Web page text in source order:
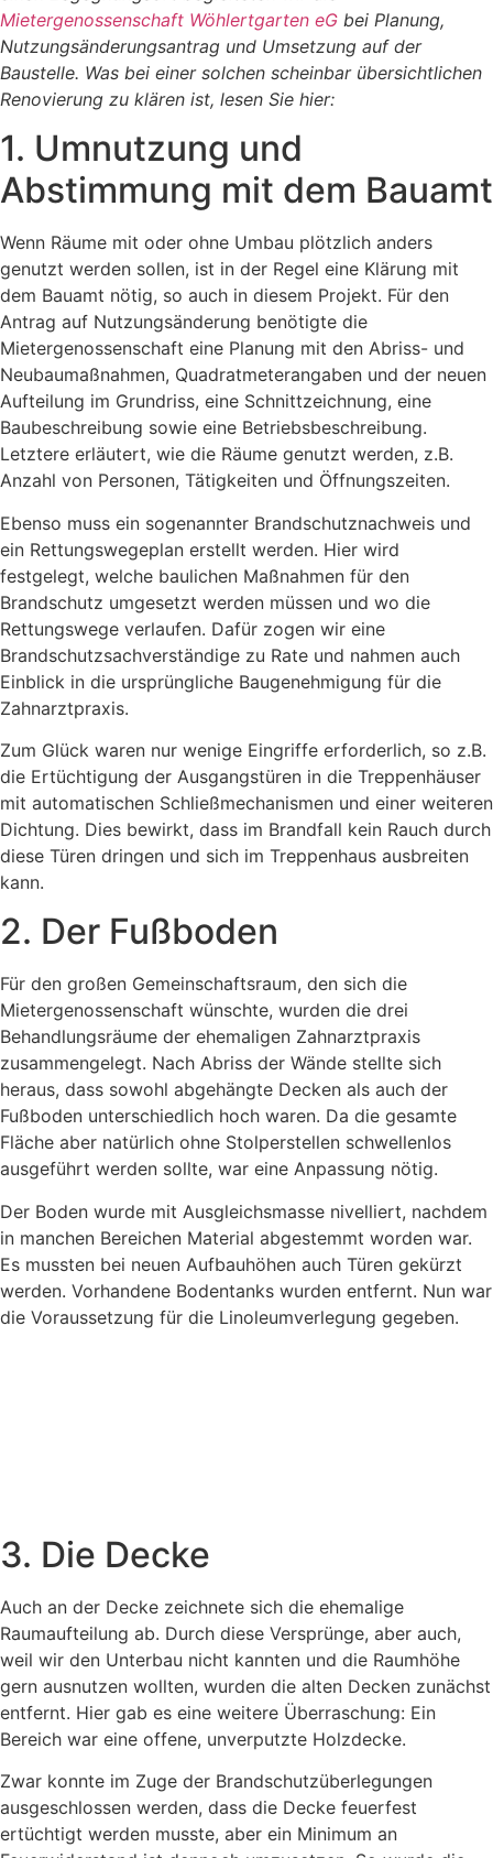
Mietergenossenschaft Wöhlertgarten eG bei Planung,
Nutzungsänderungsantrag und Umsetzung auf der
Baustelle. Was bei einer solchen scheinbar übersichtlichen
Renovierung zu klären ist, lesen Sie hier:
1. Umnutzung und
Abstimmung mit dem Bauamt
Wenn Räume mit oder ohne Umbau plötzlich anders
genutzt werden sollen, ist in der Regel eine Klärung mit
dem Bauamt nötig, so auch in diesem Projekt. Für den
Antrag auf Nutzungsänderung benötigte die
Mietergenossenschaft eine Planung mit den Abriss- und
Neubaumaßnahmen, Quadratmeterangaben und der neuen
Aufteilung im Grundriss, eine Schnittzeichnung, eine
Baubeschreibung sowie eine Betriebsbeschreibung.
Letztere erläutert, wie die Räume genutzt werden, z.B.
Anzahl von Personen, Tätigkeiten und Öffnungszeiten.
Ebenso muss ein sogenannter Brandschutznachweis und
ein Rettungswegeplan erstellt werden. Hier wird
festgelegt, welche baulichen Maßnahmen für den
Brandschutz umgesetzt werden müssen und wo die
Rettungswege verlaufen. Dafür zogen wir eine
Brandschutzsachverständige zu Rate und nahmen auch
Einblick in die ursprüngliche Baugenehmigung für die
Zahnarztpraxis.
Zum Glück waren nur wenige Eingriffe erforderlich, so z.B.
die Ertüchtigung der Ausgangstüren in die Treppenhäuser
mit automatischen Schließmechanismen und einer weiteren
Dichtung. Dies bewirkt, dass im Brandfall kein Rauch durch
diese Türen dringen und sich im Treppenhaus ausbreiten
kann.
2. Der Fußboden
Für den großen Gemeinschaftsraum, den sich die
Mietergenossenschaft wünschte, wurden die drei
Behandlungsräume der ehemaligen Zahnarztpraxis
zusammengelegt. Nach Abriss der Wände stellte sich
heraus, dass sowohl abgehängte Decken als auch der
Fußboden unterschiedlich hoch waren. Da die gesamte
Fläche aber natürlich ohne Stolperstellen schwellenlos
ausgeführt werden sollte, war eine Anpassung nötig.
Der Boden wurde mit Ausgleichsmasse nivelliert, nachdem
in manchen Bereichen Material abgestemmt worden war.
Es mussten bei neuen Aufbauhöhen auch Türen gekürzt
werden. Vorhandene Bodentanks wurden entfernt. Nun war
die Voraussetzung für die Linoleumverlegung gegeben.
3. Die Decke
Auch an der Decke zeichnete sich die ehemalige
Raumaufteilung ab. Durch diese Versprünge, aber auch,
weil wir den Unterbau nicht kannten und die Raumhöhe
gern ausnutzen wollten, wurden die alten Decken zunächst
entfernt. Hier gab es eine weitere Überraschung: Ein
Bereich war eine offene, unverputzte Holzdecke.
Zwar konnte im Zuge der Brandschutzüberlegungen
ausgeschlossen werden, dass die Decke feuerfest
ertüchtigt werden musste, aber ein Minimum an